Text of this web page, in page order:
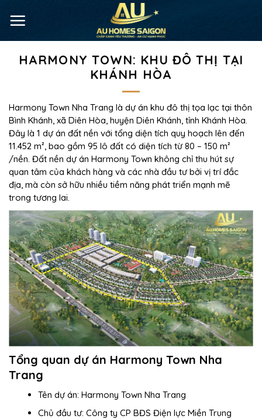
HARMONY TOWN: KHU ĐÔ THỊ TẠI
KHÁNH HÒA
Harmony Town Nha Trang là dự án khu đô thị tọa lạc tại thôn
Bình Khánh, xã Diên Hòa, huyện Diên Khánh, tỉnh Khánh Hòa.
Đây là 1 dự án đất nền với tổng diện tích quy hoạch lên đến
11.452 m², bao gồm 95 lô đất có diện tích từ 80 – 150 m²
/nền. Đất nền dự án Harmony Town không chỉ thu hút sự
quan tâm của khách hàng và các nhà đầu tư bởi vị trí đắc
địa, mà còn sở hữu nhiều tiềm năng phát triển mạnh mẽ
trong tương lai.
Tổng quan dự án Harmony Town Nha
Trang
Tên dự án: Harmony Town Nha Trang
Chủ đầu tư: Công ty CP BĐS Điện lực Miền Trung